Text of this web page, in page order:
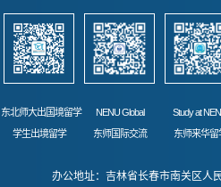
东北师大出国境留学
学生出境留学
NENU Global
东师国际交流
Study at
东师来华留
办公地址：吉林省长春市南关区